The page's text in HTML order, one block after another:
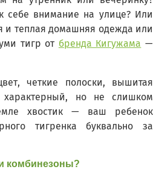
себе внимание на улице? Или
и теплая домашняя одежда или
тигр от бренда Кигужама —
четкие полоски, вышитая
характерный, но не слишком
хвостик — ваш ребенок
тигренка буквально за
комбинезоны?